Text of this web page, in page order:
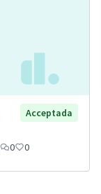
Acceptada
0 0